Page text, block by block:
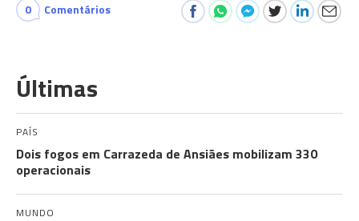
0 Comentários
Últimas
PAÍS
Dois fogos em Carrazeda de Ansiães mobilizam 330
operacionais
MUNDO